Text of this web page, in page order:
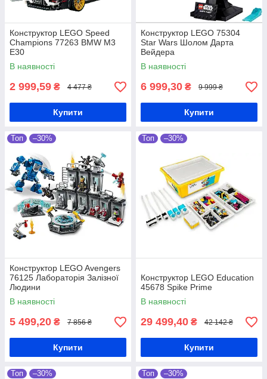
Конструктор LEGO Speed
Champions 77263 BMW M3
E30
В наявності
2 999,59 ₴ 4 477 ₴
Купити
Конструктор LEGO 75304
Star Wars Шолом Дарта
Вейдера
В наявності
6 999,30 ₴ 9 999 ₴
Купити
Топ –30%
Конструктор LEGO Avengers
76125 Лабораторія Залізної
Людини
В наявності
5 499,20 ₴ 7 856 ₴
Купити
Топ –30%
Конструктор LEGO Education
45678 Spike Prime
В наявності
29 499,40 ₴ 42 142 ₴
Купити
Топ –30% Топ –30%